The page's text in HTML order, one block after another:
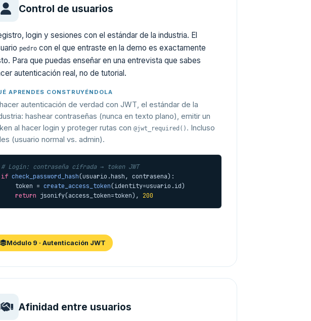
Control de usuarios
login y sesiones con el estándar de la industria. El
pedro con el que entraste en la demo es exactamente
Para que puedas enseñar en una entrevista que sabes
autenticación real, no de tutorial.
APRENDES CONSTRUYÉNDOLA
autenticación de verdad con JWT, el estándar de la
hashear contraseñas (nunca en texto plano), emitir un
al hacer login y proteger rutas con @jwt_required()
. Incluso
(usuario normal vs. admin).
# Login: contraseña cifrada → token JWT
if check_password_hash(usuario.hash, contrasena):
    token =
create_access_token(identity=usuario.id)
return jsonify(access_token=token), 200
Módulo 9 · Autenticación JWT
Afinidad entre usuarios